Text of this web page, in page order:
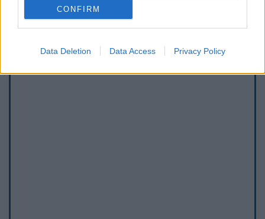
CONFIRM
Data Deletion Data Access Privacy Policy
Afficher la carte